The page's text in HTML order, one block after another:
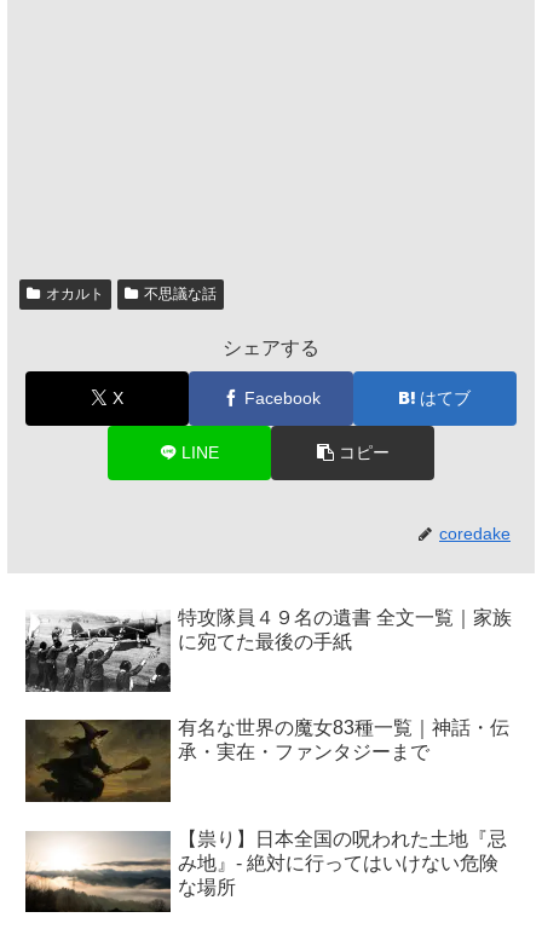
オカルト 不思議な話
シェアする
X Facebook はてブ
LINE コピー
coredake
特攻隊員４９名の遺書 全文一覧｜家族
に宛てた最後の手紙
有名な世界の魔女83種一覧｜神話・伝
承・実在・ファンタジーまで
【祟り】日本全国の呪われた土地『忌
み地』- 絶対に行ってはいけない危険
な場所